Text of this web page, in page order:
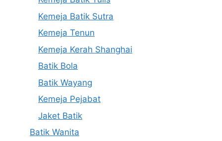
Kemeja Batik Sutra
Kemeja Tenun
Kemeja Kerah Shanghai
Batik Bola
Batik Wayang
Kemeja Pejabat
Jaket Batik
Batik Wanita